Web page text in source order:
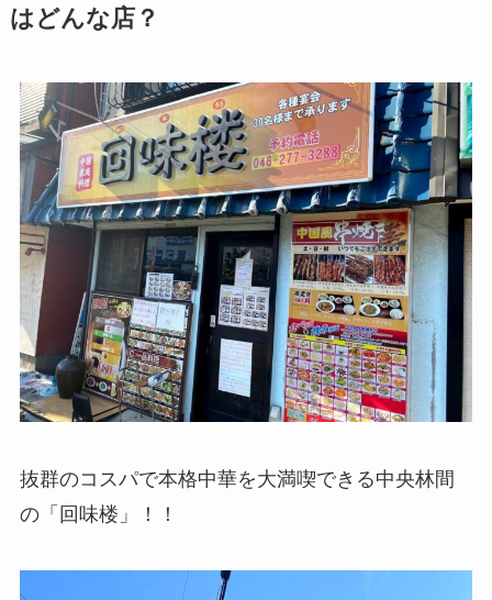
はどんな店？
抜群のコスパで本格中華を大満喫できる中央林間
の「回味楼」！！